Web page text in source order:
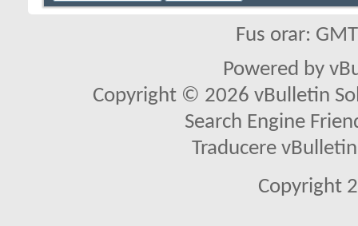
Fus orar:
Powered by
Copyright © 2026 vBulletin
Search Engine
Traducere
Copyright